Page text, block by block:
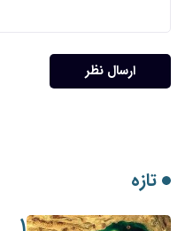
ارسال نظر
تازه